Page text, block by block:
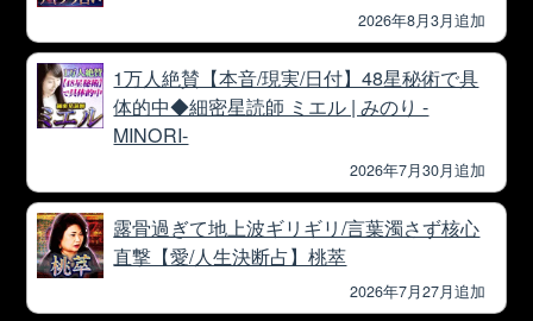
2026年8月3月追加
1万人絶賛【本音/現実/日付】48星秘術で具
体的中◆細密星読師 ミエル | みのり -
MINORI-
2026年7月30月追加
露骨過ぎて地上波ギリギリ/言葉濁さず核心
直撃【愛/人生決断占】桃萃
2026年7月27月追加